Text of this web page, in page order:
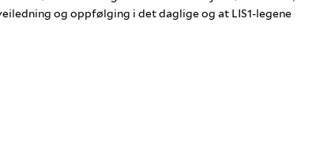
og oppfølging i det daglige og at LIS1-legene